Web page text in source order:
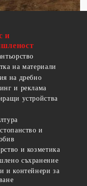
и
на материали
на дребно
и реклама
устройства
и
и козметика
съхранение
и контейнери за